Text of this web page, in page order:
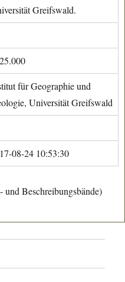
Greifswald.
für Geographie und
Universität Greifswald
08-24 10:53:30
und Beschreibungsbände)